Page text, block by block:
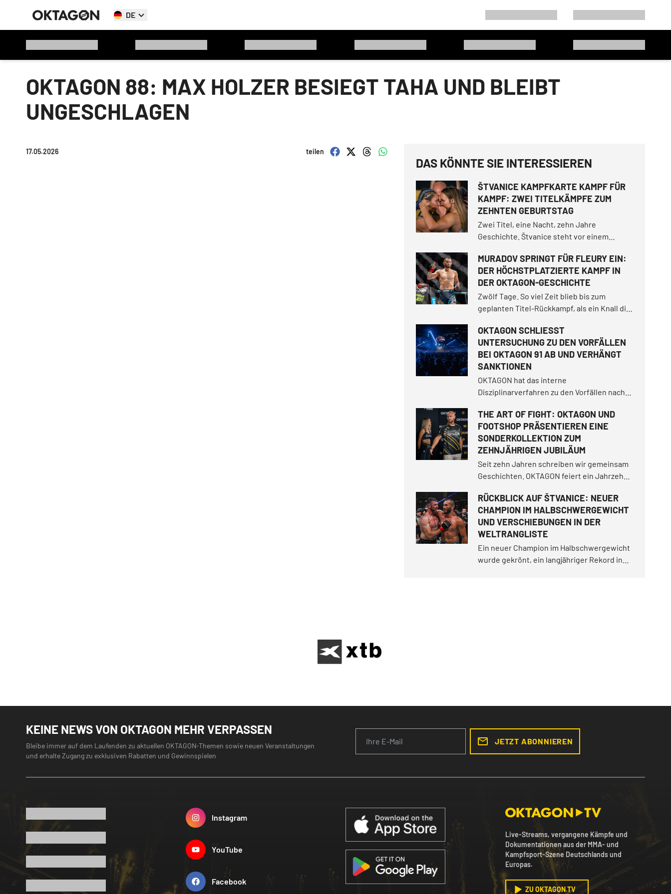
DE
OKTAGON 88: MAX HOLZER BESIEGT TAHA UND BLEIBT
UNGESCHLAGEN
17.05.2026 teilen
DAS KÖNNTE SIE INTERESSIEREN
ŠTVANICE KAMPFKARTE KAMPF FÜR
KAMPF: ZWEI TITELKÄMPFE ZUM
ZEHNTEN GEBURTSTAG
Zwei Titel, eine Nacht, zehn Jahre
Geschichte. Štvanice steht vor einem
Card bietet gleich zwei Titelkämpfe, die
Rückkehr beliebter Kämpfer, ein
tschechisches Derby zweier
Nachwuchstalente und vieles mehr.
MURADOV SPRINGT FÜR FLEURY EIN:
DER HÖCHSTPLATZIERTE KAMPF IN
DER OKTAGON-GESCHICHTE
Zwölf Tage. So viel Zeit blieb bis zum
geplanten Titel-Rückkampf, als ein Knall die
Haufen warf.
OKTAGON SCHLIESST
UNTERSUCHUNG ZU DEN VORFÄLLEN
BEI OKTAGON 91 AB UND VERHÄNGT
SANKTIONEN
OKTAGON hat das interne
Disziplinarverfahren zu den Vorfällen nach
Kölner LANXESS arena abgeschlossen. Auf
Grundlage der Untersuchung wurden gegen
vier Personen Sanktionen verhängt.
THE ART OF FIGHT: OKTAGON UND
FOOTSHOP PRÄSENTIEREN EINE
SONDERKOLLEKTION ZUM
ZEHNJÄHRIGEN JUBILÄUM
Seit zehn Jahren schreiben wir gemeinsam
Geschichten. OKTAGON feiert ein Jahrzehnt
Kämpfe und Momente, in denen wir unserer
Angst ins Auge geblickt haben.
RÜCKBLICK AUF ŠTVANICE: NEUER
CHAMPION IM HALBSCHWERGEWICHT
UND VERSCHIEBUNGEN IN DER
WELTRANGLISTE
Ein neuer Champion im Halbschwergewicht
wurde gekrönt, ein langjähriger Rekord in
KEINE NEWS VON OKTAGON MEHR VERPASSEN
Bleibe immer auf dem Laufenden zu aktuellen OKTAGON-Themen sowie neuen Veranstaltungen
und erhalte Zugang zu exklusiven Rabatten und Gewinnspielen
JETZT ABONNIEREN
Instagram
YouTube
Facebook
Live-Streams, vergangene Kämpfe und
Dokumentationen aus der MMA- und
Kampfsport-Szene Deutschlands und
Europas.
ZU OKTAGON.TV